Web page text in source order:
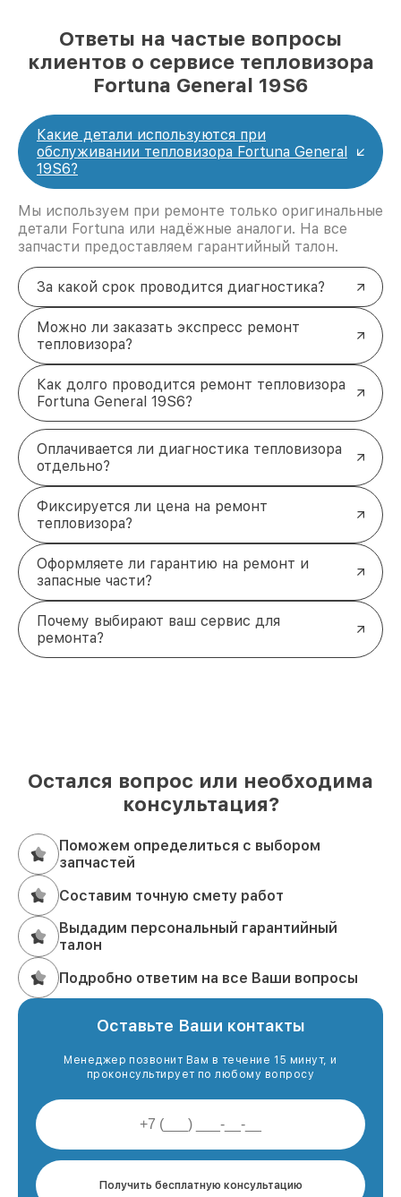
Ответы на частые вопросы
клиентов о сервисе тепловизора
Fortuna General 19S6
Какие детали используются при
обслуживании тепловизора Fortuna General
19S6?
Мы используем при ремонте только оригинальные
детали Fortuna или надёжные аналоги. На все
запчасти предоставляем гарантийный талон.
За какой срок проводится диагностика?
Можно ли заказать экспресс ремонт
тепловизора?
Как долго проводится ремонт тепловизора
Fortuna General 19S6?
Оплачивается ли диагностика тепловизора
отдельно?
Фиксируется ли цена на ремонт
тепловизора?
Оформляете ли гарантию на ремонт и
запасные части?
Почему выбирают ваш сервис для
ремонта?
Остался вопрос или необходима
консультация?
Поможем определиться с выбором
запчастей
Составим точную смету работ
Выдадим персональный гарантийный
талон
Подробно ответим на все Ваши вопросы
Оставьте Ваши контакты
Менеджер позвонит Вам в течение 15 минут, и
проконсультирует по любому вопросу
Получить бесплатную консультацию